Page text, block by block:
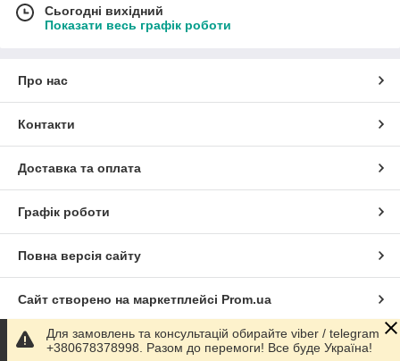
Сьогодні вихідний
Показати весь графік роботи
Про нас
Контакти
Доставка та оплата
Графік роботи
Повна версія сайту
Сайт створено на маркетплейсі Prom.ua
Політика конфіденційності
Для замовлень та консультацій обирайте viber / telegram
+380678378998. Разом до перемоги! Все буде Україна!